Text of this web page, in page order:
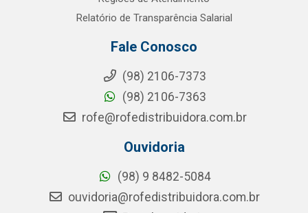
Relatório de Transparência Salarial
Fale Conosco
(98) 2106-7373
(98) 2106-7363
rofe@rofedistribuidora.com.br
Ouvidoria
(98) 9 8482-5084
ouvidoria@rofedistribuidora.com.br